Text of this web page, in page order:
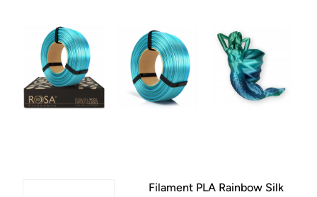
Filament PLA Rainbow Silk